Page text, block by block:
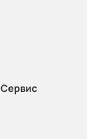
Сервис